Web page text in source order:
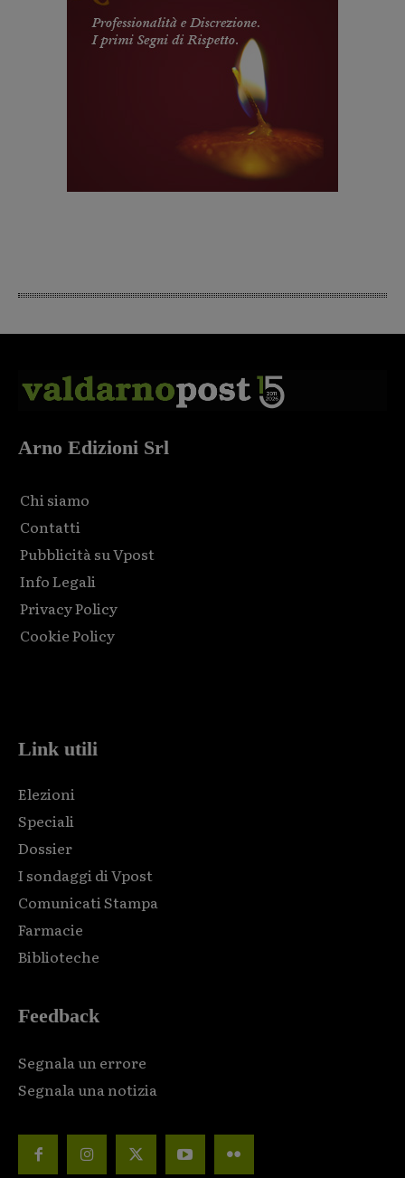
Arno Edizioni Srl
Chi siamo
Contatti
Pubblicità su Vpost
Info Legali
Privacy Policy
Cookie Policy
Link utili
Elezioni
Speciali
Dossier
I sondaggi di Vpost
Comunicati Stampa
Farmacie
Biblioteche
Feedback
Segnala un errore
Segnala una notizia